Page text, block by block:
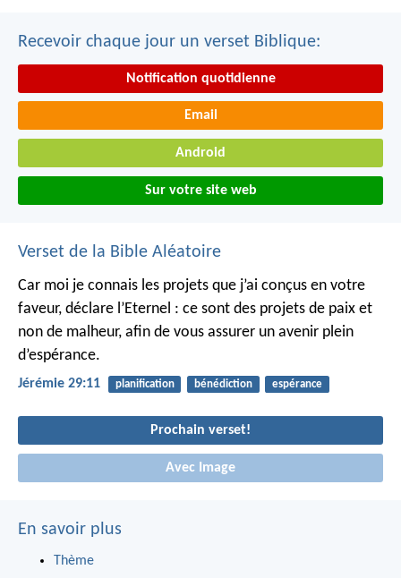
Recevoir chaque jour un verset Biblique:
Notification quotidienne
Email
Android
Sur votre site web
Verset de la Bible Aléatoire
Car moi je connais les projets que j’ai conçus en votre
faveur, déclare l’Eternel : ce sont des projets de paix et
non de malheur, afin de vous assurer un avenir plein
d’espérance.
Jérémie 29:11 planification bénédiction espérance
Prochain verset!
Avec Image
En savoir plus
Thème